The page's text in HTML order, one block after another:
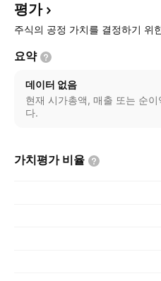
평가
주식의 공정 가치를 결정하기 위
요약
데이터 없음
현재 시가총액, 매출 또는 순
다.
가치평가 비율